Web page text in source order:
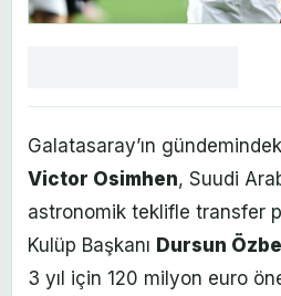
Galatasaray’ın
Victor Osimhen, Suudi
astronomik teklifle transfer
Kulüp Başkanı Dursun
3 yıl için 120 milyon euro